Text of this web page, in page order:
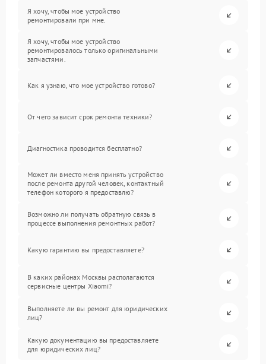
Я хочу, чтобы мое устройство
ремонтировали при мне.
Я хочу, чтобы мое устройство
ремонтировалось только оригинальными
запчастями.
Как я узнаю, что мое устройство готово?
От чего зависит срок ремонта техники?
Диагностика проводится бесплатно?
Может ли вместо меня принять устройство
после ремонта другой человек, контактный
телефон которого я предоставлю?
Возможно ли получать обратную связь в
процессе выполнения ремонтных работ?
Какую гарантию вы предоставляете?
В каких районах Москвы располагаются
сервисные центры Xiaomi?
Выполняете ли вы ремонт для юридических
лиц?
Какую документацию вы предоставляете
для юридических лиц?